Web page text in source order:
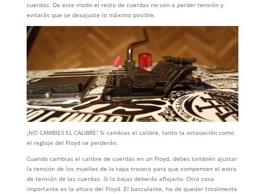
cuerdas. De este modo el resto de cuerdas no van a perder tensión y
evitarás que se desajuste lo máximo posible.
¡NO CAMBIES EL CALIBRE! Si cambias el calibre, tanto la octavación como
el reglaje del Floyd se perderán.
Cuando cambias el calibre de cuerdas en un Floyd, debes también ajustar
la tensión de los muelles de la tapa trasera para que compensen el extra
de tensión de las cuerdas. Si lo bajas deberás aflojarlo. Otra cosa
importante es la altura del Floyd. El basculante, ha de quedar totalmente